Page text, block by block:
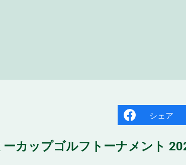
シェア
カップゴルフトーナメント